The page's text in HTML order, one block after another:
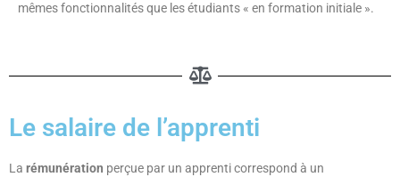
mêmes fonctionnalités que les étudiants « en formation initiale ».
Le salaire de l’apprenti
La rémunération perçue par un apprenti correspond à un